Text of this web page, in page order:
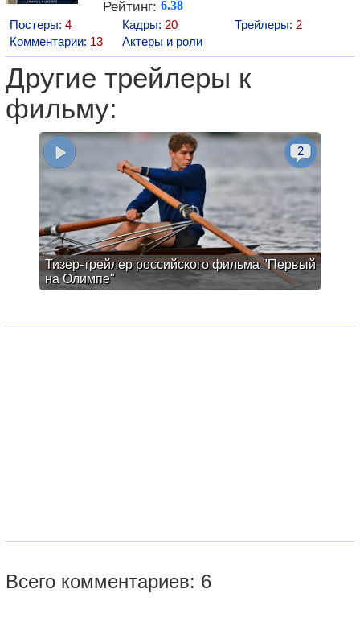
Рейтинг: 6.38
Постеры: 4 Кадры: 20 Трейлеры: 2
Комментарии: 13 Актеры и роли
Другие трейлеры к
фильму:
Тизер-трейлер российского фильма "Первый
на Олимпе"
2
Всего комментариев: 6